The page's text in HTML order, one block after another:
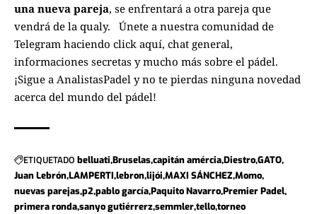
una nueva pareja, se enfrentará a otra pareja que
vendrá de la qualy. Únete a nuestra comunidad de
Telegram haciendo click aquí, chat general,
informaciones secretas y mucho más sobre el pádel.
¡Sigue a AnalistasPadel y no te pierdas ninguna novedad
acerca del mundo del pádel!
ETIQUETADO belluati Bruselascapitán amérciaDiestroGATO
Juan LebrónLAMPERTI lebronlijói MAXI SÁNCHEZ Momo
nuevas parejasp2pablo garcíaPaquito NavarroPremier Padel
primera rondasanyo gutiérrerzsemmlertellotorneo